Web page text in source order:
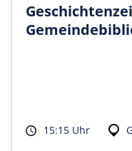
15:15 Uhr